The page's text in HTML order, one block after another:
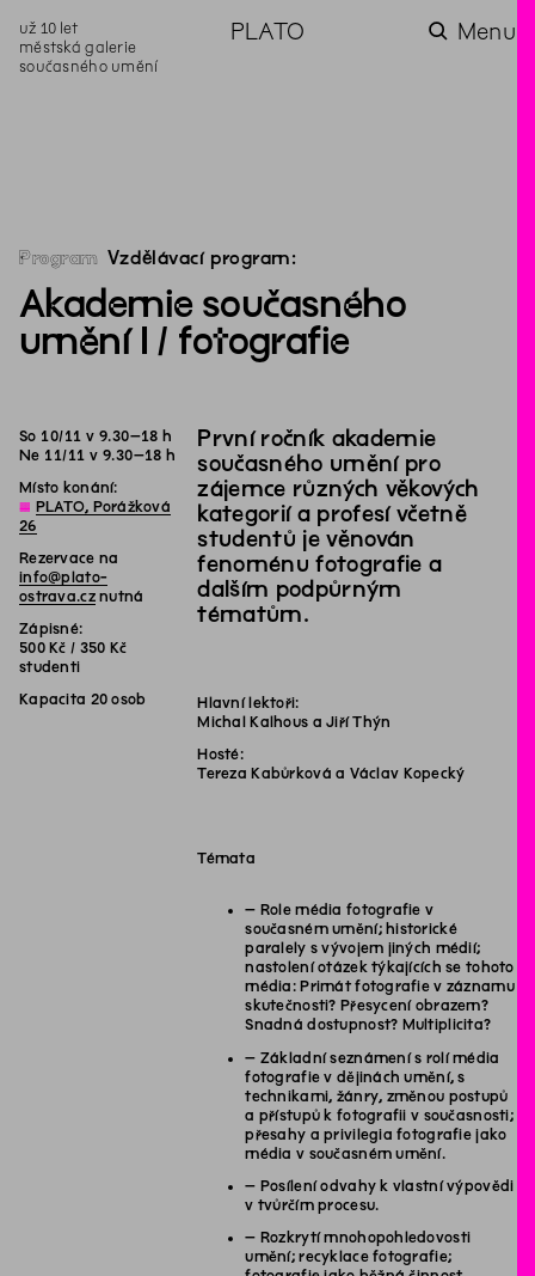
už 10 let
městská galerie
současného umění
PLATO Menu
Program Vzdělávací program:
Akademie současného
umění I / fotografie
So 10/11 v 9.30–18 h
Ne 11/11 v 9.30–18 h
Místo konání:
◊ PLATO, Porážková
26
Rezervace na
info@plato-
ostrava.cznutná
Zápisné:
500 Kč / 350 Kč
studenti
Kapacita 20 osob
První ročník akademie
současného umění pro
zájemce různých věkových
kategorií a profesí včetně
studentů je věnován
fenoménu fotografie a
dalším podpůrným
tématům.
Hlavní lektoři:
Michal Kalhous a Jiří Thýn
Hosté:
Tereza Kabůrková a Václav Kopecký
Témata
– Role média fotografie v
současném umění; historické
paralely s vývojem jiných médií;
nastolení otázek týkajících se tohoto
média: Primát fotografie v záznamu
skutečnosti? Přesycení obrazem?
Snadná dostupnost? Multiplicita?
– Základní seznámení s rolí média
fotografie v dějinách umění, s
technikami, žánry, změnou postupů
a přístupů k fotografii v současnosti;
přesahy a privilegia fotografie jako
média v současném umění.
– Posílení odvahy k vlastní výpovědi
v tvůrčím procesu.
– Rozkrytí mnohopohledovosti
umění; recyklace fotografie;